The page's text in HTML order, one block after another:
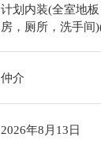
计划内装(全室地
房，厕所，洗手间
仲介
2026年8月13日